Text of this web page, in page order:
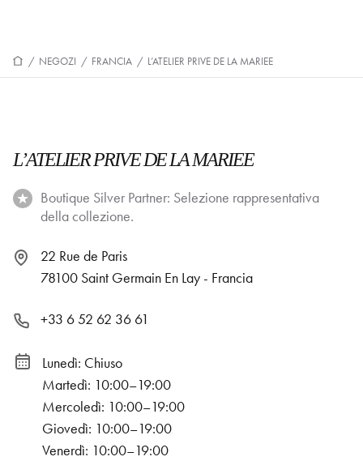
/ NEGOZI / FRANCIA / L’ATELIER PRIVE DE LA MARIEE
L’ATELIER PRIVE DE LA MARIEE
Boutique Silver Partner: Selezione rappresentativa
della collezione.
22 Rue de Paris
78100 Saint Germain En Lay - Francia
+33 6 52 62 36 61
Lunedì: Chiuso
Martedì: 10:00–19:00
Mercoledì: 10:00–19:00
Giovedì: 10:00–19:00
Venerdì: 10:00–19:00